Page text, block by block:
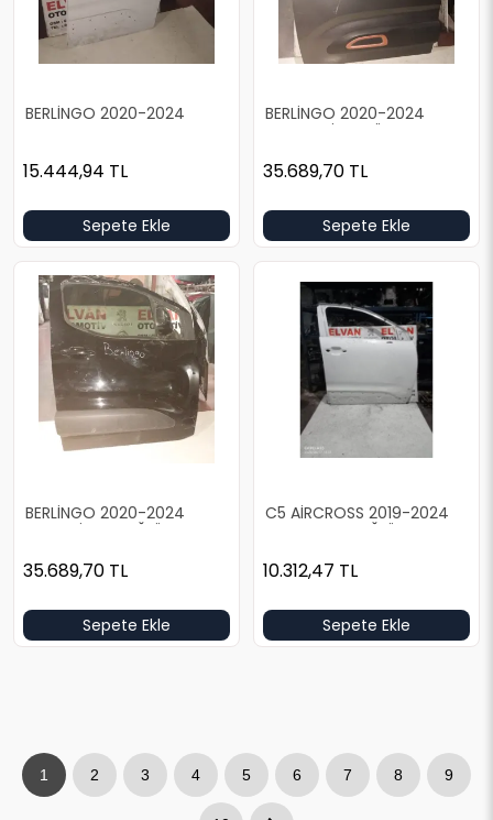
BERLİNGO 2020-2024
15.444,94 TL
Sepete Ekle
BERLİNGO 2020-2024
DOLU GRİ SOL ÖN KAPI
35.689,70 TL
Sepete Ekle
BERLİNGO 2020-2024
DOLU SİYAH SAĞ ÖN KAPI
35.689,70 TL
Sepete Ekle
C5 AİRCROSS 2019-2024
BOŞ BEYAZ SAĞ ÖN KAPI
10.312,47 TL
Sepete Ekle
1 2 3 4 5 6 7 8 9